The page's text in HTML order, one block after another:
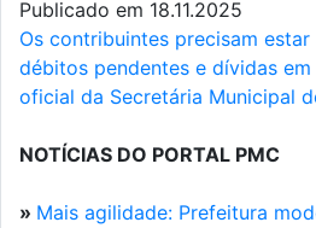
Publicado em 18.11.2025
Os contribuintes precisam
débitos pendentes e dívidas
oficial da Secretária Municipal
NOTÍCIAS DO PORTAL PMC
» Mais agilidade: Prefeitura